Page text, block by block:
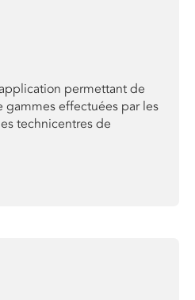
permettant de
effectuées par les
technicentres de